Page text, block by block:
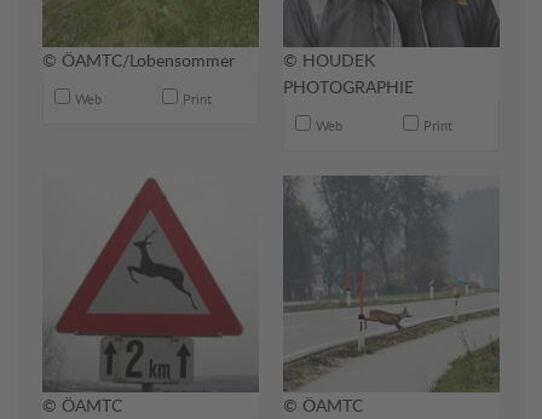
© ÖAMTC/Lobensommer
Web Print
© HOUDEK
PHOTOGRAPHIE
Web Print
© ÖAMTC © ÖAMTC